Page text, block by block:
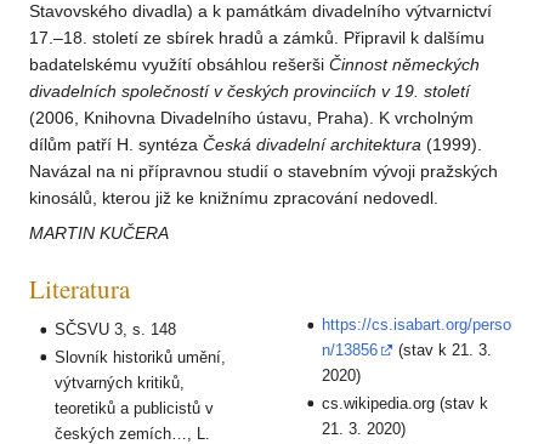
Stavovského divadla) a k památkám divadelního výtvarnictví
17.–18. století ze sbírek hradů a zámků. Připravil k dalšímu
badatelskému využítí obsáhlou rešerši Činnost německých
divadelních společností v českých provinciích v 19. století
(2006, Knihovna Divadelního ústavu, Praha). K vrcholným
dílům patří H. syntéza Česká divadelní architektura (1999).
Navázal na ni přípravnou studií o stavebním vývoji pražských
kinosálů, kterou již ke knižnímu zpracování nedovedl.
MARTIN KUČERA
Literatura
SČSVU 3, s. 148
Slovník historiků umění,
výtvarných kritiků,
teoretiků a publicistů v
českých zemích…, L.
https://cs.isabart.org/perso
n/13856
(stav k 21. 3.
2020)
cs.wikipedia.org (stav k
21. 3. 2020)